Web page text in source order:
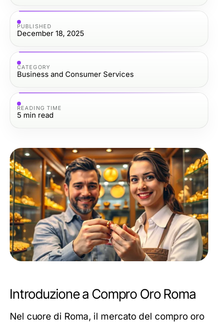
PUBLISHED
December 18, 2025
CATEGORY
Business and Consumer Services
READING TIME
5 min read
Introduzione a Compro Oro Roma
Nel cuore di Roma, il mercato del compro oro